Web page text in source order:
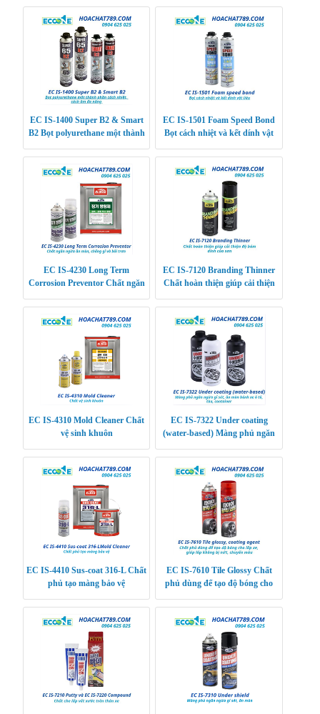
EC IS-1400 Super B2 & Smart
B2 Bọt polyurethane một thành
năng
EC IS-1501 Foam Speed Bond
Bọt cách nhiệt và kết dính vật
EC IS-4230 Long Term
Corrosion Preventor Chất ngăn
trơn siêu bền
EC IS-7120 Branding Thinner
Chất hoàn thiện giúp cải thiện
EC IS-4310 Mold Cleaner Chất
vệ sinh khuôn
EC IS-7322 Under coating
(water-based) Màng phủ ngăn
tô, tàu, containe
EC IS-4410 Sus-coat 316-L Chất
phủ tạo màng bảo vệ
EC IS-7610 Tile Glossy Chất
phủ dùng để tạo độ bóng cho
chuyển màu